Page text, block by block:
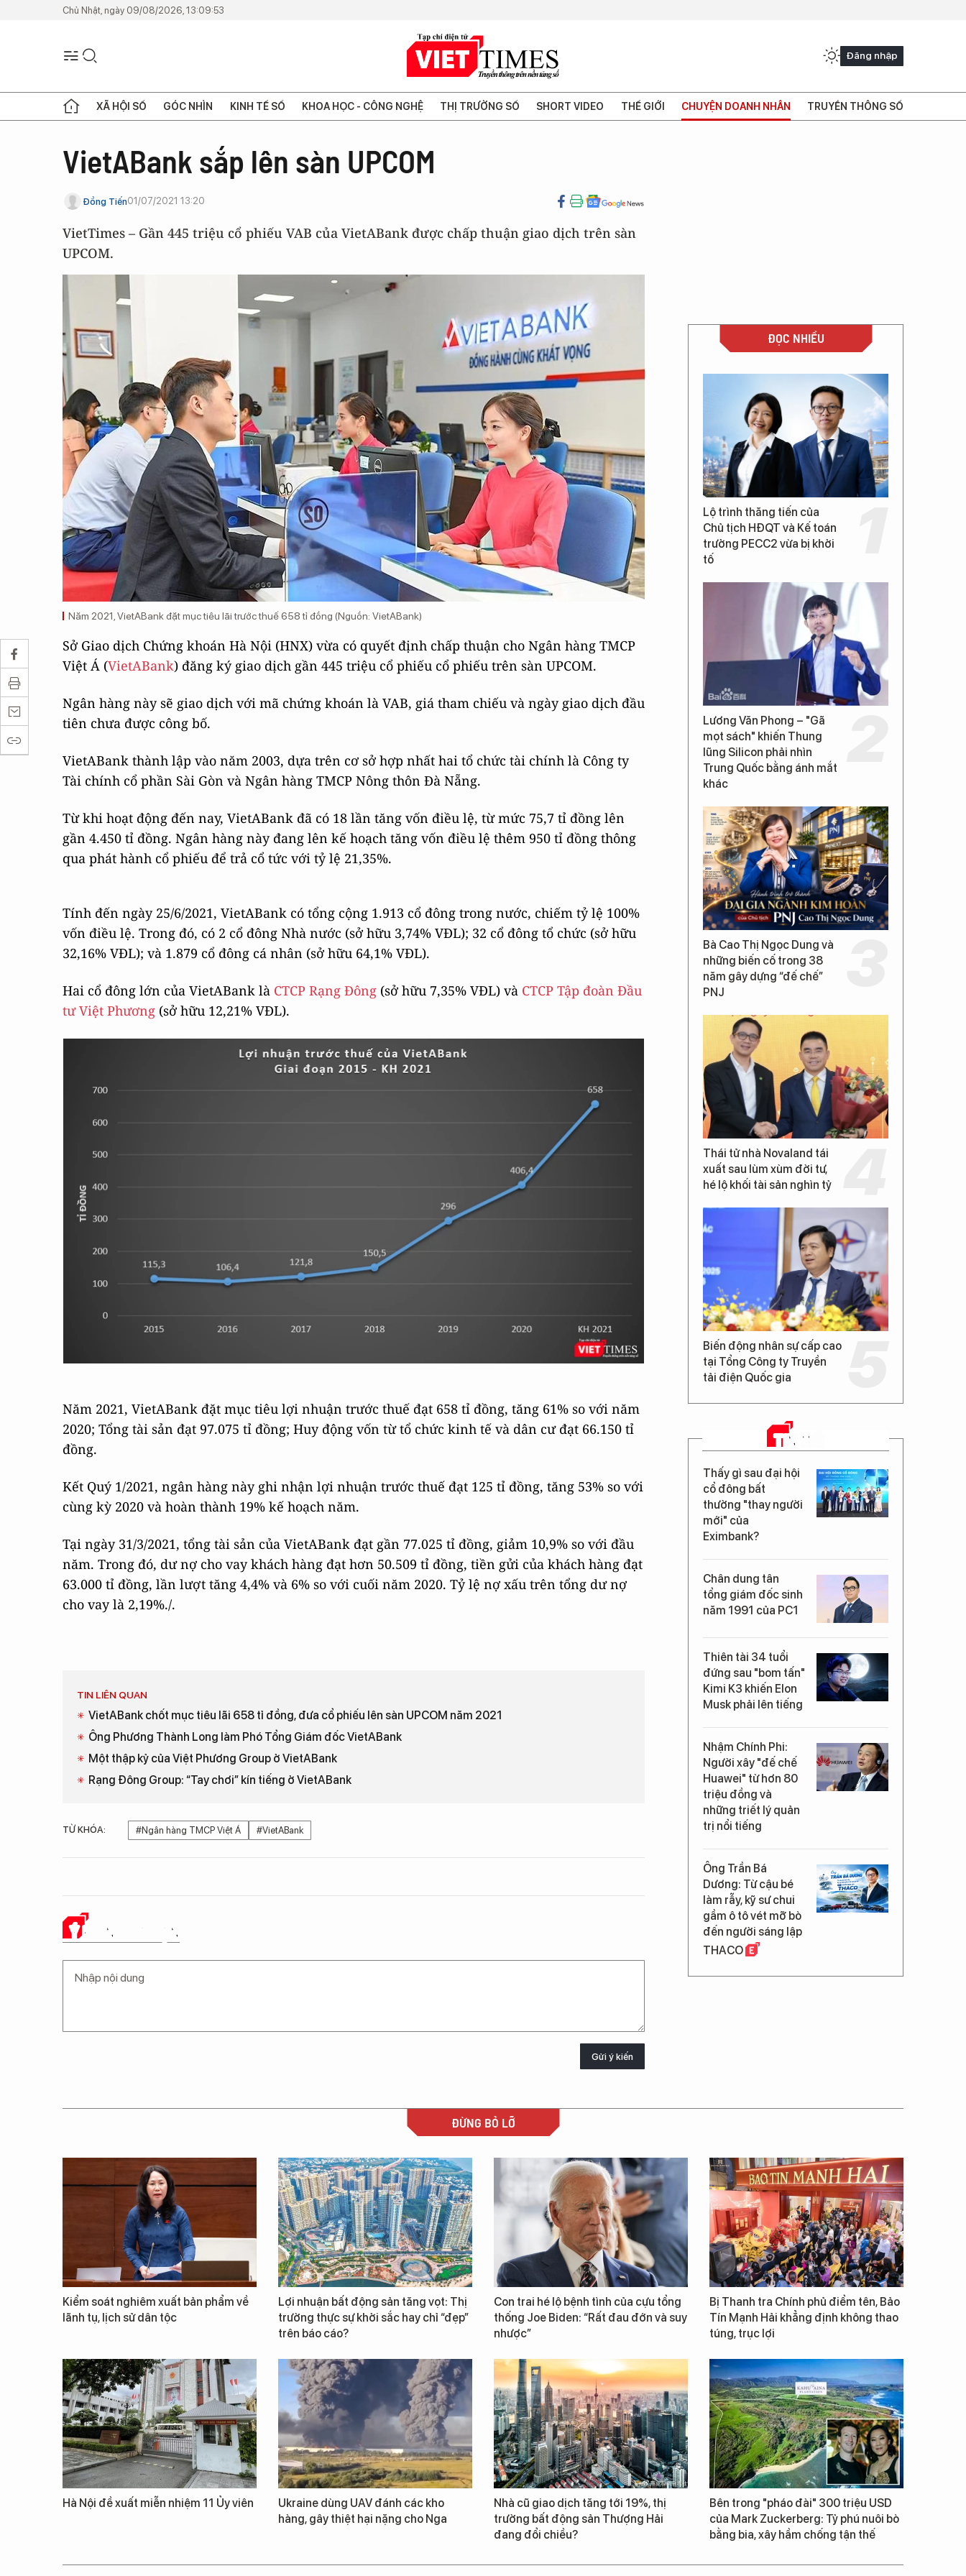
Chủ Nhật, ngày 09/08/2026, 13:09:53
Đăng nhập
XÃ HỘI SỐ GÓC NHÌN KINH TẾ SỐ KHOA HỌC - CÔNG NGHỆ THỊ TRƯỜNG SỐ SHORT VIDEO THẾ GIỚI CHUYỆN DOANH NHÂN TRUYỀN THÔNG SỐ
VietABank sắp lên sàn UPCOM
Đồng Tiến01/07/2021 13:20
VietTimes – Gần 445 triệu cổ phiếu VAB của VietABank được chấp thuận giao dịch trên sàn
UPCOM.
Năm 2021, VietABank đặt mục tiêu lãi trước thuế 658 tỉ đồng (Nguồn: VietABank)
Sở Giao dịch Chứng khoán Hà Nội (HNX) vừa có quyết định chấp thuận cho Ngân hàng TMCP
Việt Á (VietABank) đăng ký giao dịch gần 445 triệu cổ phiếu cổ phiếu trên sàn UPCOM.
Ngân hàng này sẽ giao dịch với mã chứng khoán là VAB, giá tham chiếu và ngày giao dịch đầu
tiên chưa được công bố.
VietABank thành lập vào năm 2003, dựa trên cơ sở hợp nhất hai tổ chức tài chính là Công ty
Tài chính cổ phần Sài Gòn và Ngân hàng TMCP Nông thôn Đà Nẵng.
Từ khi hoạt động đến nay, VietABank đã có 18 lần tăng vốn điều lệ, từ mức 75,7 tỉ đồng lên
gần 4.450 tỉ đồng. Ngân hàng này đang lên kế hoạch tăng vốn điều lệ thêm 950 tỉ đồng thông
qua phát hành cổ phiếu để trả cổ tức với tỷ lệ 21,35%.
Tính đến ngày 25/6/2021, VietABank có tổng cộng 1.913 cổ đông trong nước, chiếm tỷ lệ 100%
vốn điều lệ. Trong đó, có 2 cổ đông Nhà nước (sở hữu 3,74% VĐL); 32 cổ đông tổ chức (sở hữu
32,16% VĐL); và 1.879 cổ đông cá nhân (sở hữu 64,1% VĐL).
Hai cổ đông lớn của VietABank là CTCP Rạng Đông (sở hữu 7,35% VĐL) và CTCP Tập đoàn Đầu
tư Việt Phương (sở hữu 12,21% VĐL).
Năm 2021, VietABank đặt mục tiêu lợi nhuận trước thuế đạt 658 tỉ đồng, tăng 61% so với năm
2020; Tổng tài sản đạt 97.075 tỉ đồng; Huy động vốn từ tổ chức kinh tế và dân cư đạt 66.150 tỉ
đồng.
Kết Quý 1/2021, ngân hàng này ghi nhận lợi nhuận trước thuế đạt 125 tỉ đồng, tăng 53% so với
cùng kỳ 2020 và hoàn thành 19% kế hoạch năm.
Tại ngày 31/3/2021, tổng tài sản của VietABank đạt gần 77.025 tỉ đồng, giảm 10,9% so với đầu
năm. Trong đó, dư nợ cho vay khách hàng đạt hơn 50.509 tỉ đồng, tiền gửi của khách hàng đạt
63.000 tỉ đồng, lần lượt tăng 4,4% và 6% so với cuối năm 2020. Tỷ lệ nợ xấu trên tổng dư nợ
cho vay là 2,19%./.
TIN LIÊN QUAN
VietABank chốt mục tiêu lãi 658 tỉ đồng, đưa cổ phiếu lên sàn UPCOM năm 2021
Ông Phương Thành Long làm Phó Tổng Giám đốc VietABank
Một thập kỷ của Việt Phương Group ở VietABank
Rạng Đông Group: “Tay chơi” kín tiếng ở VietABank
TỪ KHÓA: #Ngân hàng TMCP Việt Á #VietABank
Ý KIẾN CỦA BẠN
Gửi ý kiến
ĐỌC NHIỀU
Lộ trình thăng tiến của
Chủ tịch HĐQT và Kế toán
trưởng PECC2 vừa bị khởi
tố
Lương Văn Phong – "Gã
mọt sách" khiến Thung
lũng Silicon phải nhìn
Trung Quốc bằng ánh mắt
khác
Bà Cao Thị Ngọc Dung và
những biến cố trong 38
năm gây dựng “đế chế”
PNJ
Thái tử nhà Novaland tái
xuất sau lùm xùm đời tư,
hé lộ khối tài sản nghìn tỷ
Biến động nhân sự cấp cao
tại Tổng Công ty Truyền
tải điện Quốc gia
TIN MỚI
Thấy gì sau đại hội
cổ đông bất
thường "thay người
mới" của
Eximbank?
Chân dung tân
tổng giám đốc sinh
năm 1991 của PC1
Thiên tài 34 tuổi
đứng sau "bom tấn"
Kimi K3 khiến Elon
Musk phải lên tiếng
Nhậm Chính Phi:
Người xây "đế chế
Huawei" từ hơn 80
triệu đồng và
những triết lý quản
trị nổi tiếng
Ông Trần Bá
Dương: Từ cậu bé
làm rẫy, kỹ sư chui
gầm ô tô vét mỡ bò
đến người sáng lập
THACO
ĐỪNG BỎ LỠ
Kiểm soát nghiêm xuất bản phẩm về
lãnh tụ, lịch sử dân tộc
Lợi nhuận bất động sản tăng vọt: Thị
trường thực sự khởi sắc hay chỉ “đẹp”
trên báo cáo?
Con trai hé lộ bệnh tình của cựu tổng
thống Joe Biden: “Rất đau đớn và suy
nhược”
Bị Thanh tra Chính phủ điểm tên, Bảo
Tín Mạnh Hải khẳng định không thao
túng, trục lợi
Hà Nội đề xuất miễn nhiệm 11 Ủy viên
Ukraine dùng UAV đánh các kho
hàng, gây thiệt hại nặng cho Nga
Nhà cũ giao dịch tăng tới 19%, thị
trường bất động sản Thượng Hải
đang đổi chiều?
Bên trong "pháo đài" 300 triệu USD
của Mark Zuckerberg: Tỷ phú nuôi bò
bằng bia, xây hầm chống tận thế